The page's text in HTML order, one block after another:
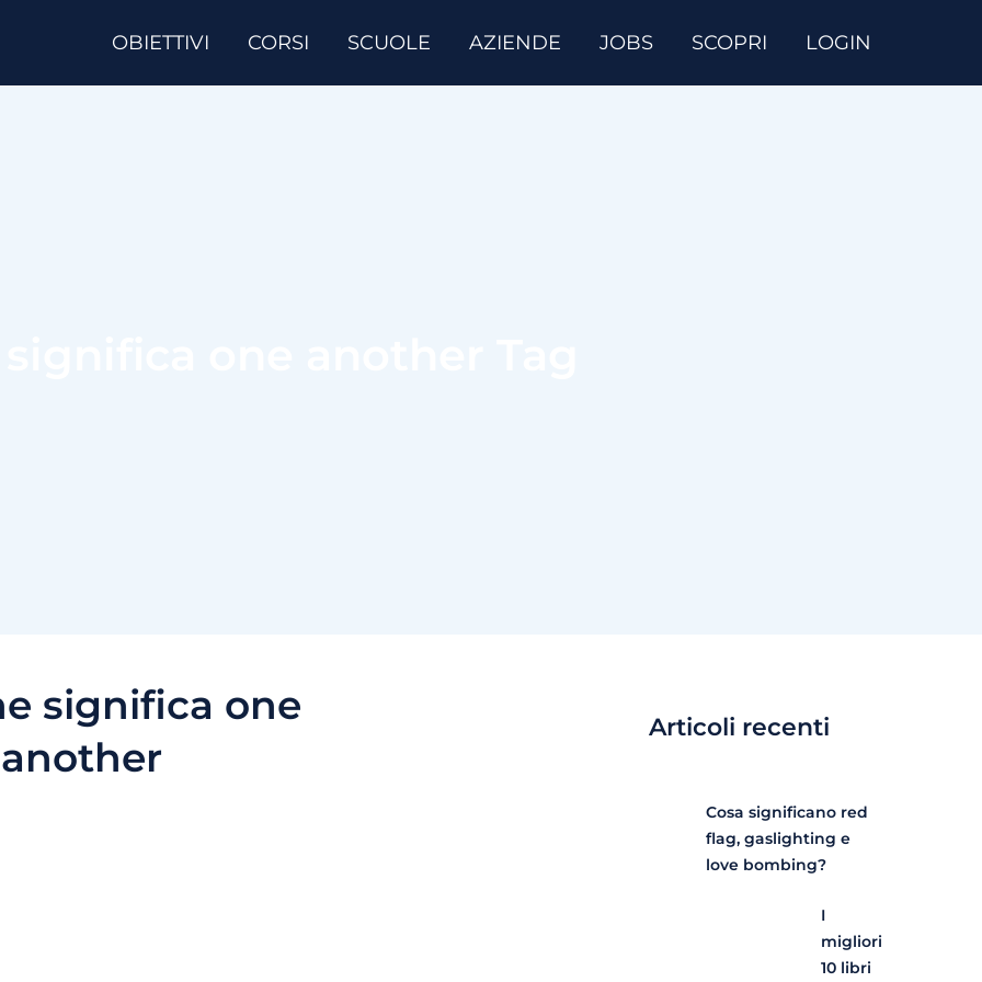
OBIETTIVI CORSI SCUOLE AZIENDE JOBS SCOPRI LOGIN
significa one
another
Articoli recenti
Cosa significano red
flag, gaslighting e
love bombing?
I
migliori
10 libri